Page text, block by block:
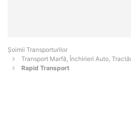
Șoimii Transporturilor
Transport Marfă, Închirieri Auto,
Rapid Transport